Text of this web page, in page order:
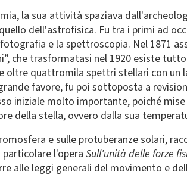
la sua attività spaziava
dell'astrofisica. Fu tra i primi ad
e la spettroscopia. Nel 1871
che trasformatasi nel 1920 esiste
oltre quattromila spettri stellari con
favore, fu poi sottoposta a
iniziale molto importante, poiché
della stella, ovvero dalla sua
e sulle protuberanze solari,
l'opera Sull'unità delle forze
alle leggi generali del movimento e